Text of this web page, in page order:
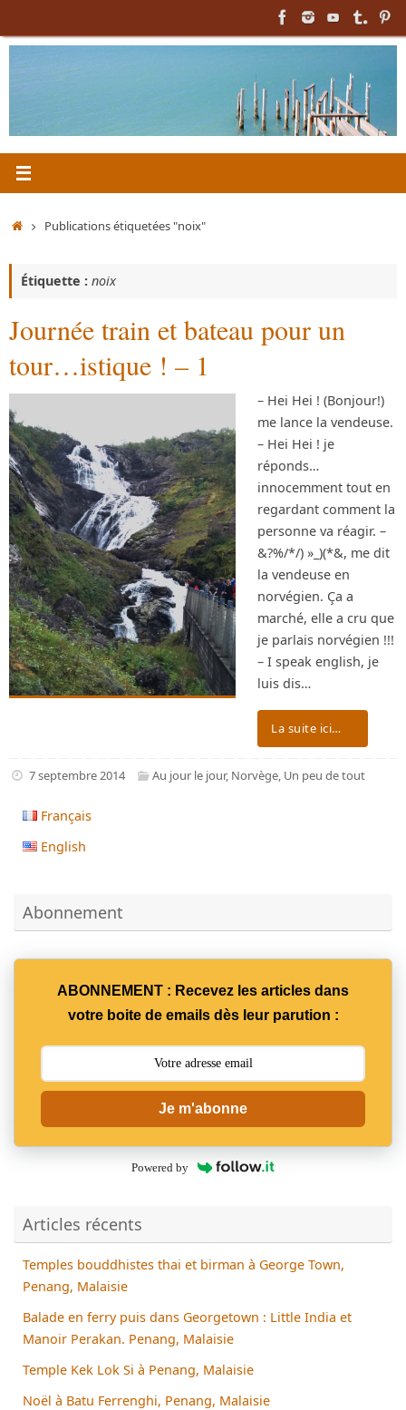
au
AccueilPublications étiquetées "noix"
Étiquette : noix
Journée train et bateau pour un
tour…istique ! – 1
– Hei Hei ! (Bonjour!)
me lance la vendeuse.
– Hei Hei ! je
réponds…
innocemment tout en
regardant comment la
personne va réagir. –
&?%/*/) »_)(*&, me dit
la vendeuse en
norvégien. Ça a
marché, elle a cru que
je parlais norvégien !!!
– I speak english, je
luis dis…
La suite ici…
7 septembre 2014 Au jour le jour, Norvège, Un peu de tout
Français
English
Abonnement
ABONNEMENT : Recevez les articles dans
votre boite de emails dès leur parution :
Je m'abonne
Powered by
Articles récents
Temples bouddhistes thai et birman à George Town,
Penang, Malaisie
Balade en ferry puis dans Georgetown : Little India et
Manoir Perakan. Penang, Malaisie
Temple Kek Lok Si à Penang, Malaisie
Noël à Batu Ferrenghi, Penang, Malaisie